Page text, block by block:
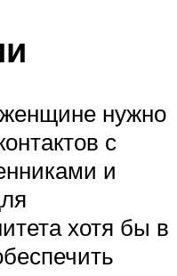
нужно
с
и
хотя бы в